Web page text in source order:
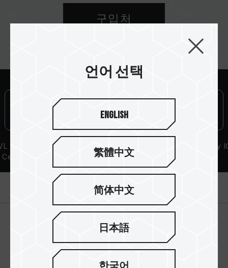
되는 메인보드 BIOS 버전이 메모리 동작 클럭에
영향을 줄 수 있습니다.
과 메인보드, CPU의 호환성에 따라 달라집니다.
XMP 2.0(Intel) 가 활성화되지 않은 경우, 메모리
는 SPD(JEDEC 표준)에 따라 기본 주파수
DDR4-2133/2400 또는 그 이하로 실행됩니다.
XMP 2.0 는 사용자가 수동으로 활성화해야 하며,
일부 메인보드나 CPU는 표기된 주파수에 도달하
지 못할 수 있으며, 최종 작동 주파수는 시스템 설
정 및 하드웨어 사양에 의해 제한됩니다.
오버클럭(XMP 2.0 설정 활성화 등)은 JEDEC 표
준을 초과해, 시스템 안정성에 영향을 미칠 수 있
습니다. 오버클럭으로 인한 시스템 불안정이 생길
경우 BIOS 기본값으로 복원하시길 바랍니다.
메모리 모듈에 기재된 주파수는 달성 가능한 최대
주파수이며, 모든 시스템에서 도달하지 못할 수
메인보드 및 프로세서가 해당 오버클럭 기술
(XMP 2.0)을 지원하는지 반드시 확인하십시오.
지원되지 않을 경우, 메모리가 표기된 오버클럭
구입처
Compatibility
Certification
Lifetime Warranty High-Quality
제품 소개
언어 선택
English
繁體中文
简体中文
日本語